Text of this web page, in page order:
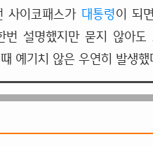
사이코패스가 대통령이 되
번 설명했지만 묻지 않아
예기치 않은 우연히 발생